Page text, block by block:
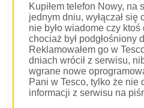
Kupiłem telefon Nowy, na
jednym dniu, wyłączał się
nie było wiadome czy
chociaż był podgłośniony
Reklamowałem go w
dniach wrócił z serwisu,
wgrane nowe
Pani w Tesco, tylko że nie
informacji z serwisu na